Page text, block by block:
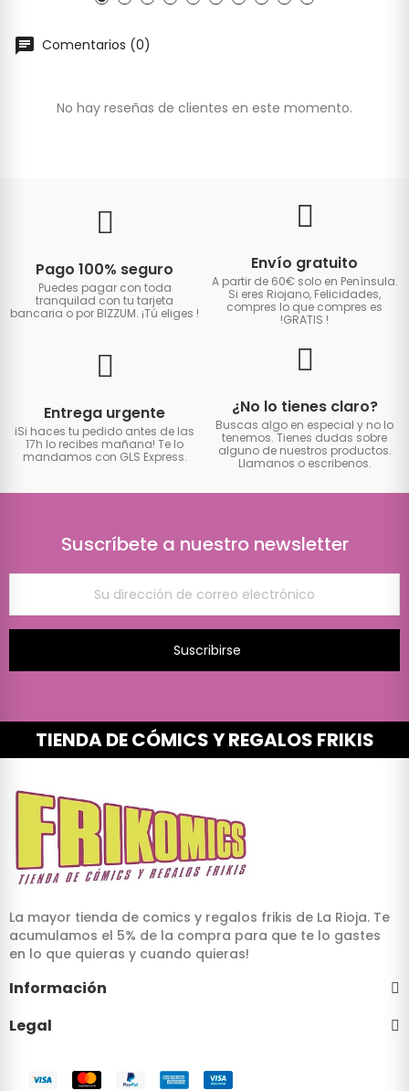
Comentarios (0)
No hay reseñas de clientes en este momento.
Pago 100% seguro
Puedes pagar con toda
tranquilad con tu tarjeta
bancaria o por BIZZUM. ¡Tú eliges !
Envío gratuito
A partir de 60€ solo en Península.
Si eres Riojano, Felicidades,
compres lo que compres es
!GRATIS !
Entrega urgente
iSi haces tu pedido antes de las
17h lo recibes mañana! Te lo
mandamos con GLS Express.
¿No lo tienes claro?
Buscas algo en especial y no lo
tenemos. Tienes dudas sobre
alguno de nuestros productos.
Llamanos o escribenos.
Suscríbete a nuestro newsletter
Suscribirse
TIENDA DE CÓMICS Y REGALOS FRIKIS
La mayor tienda de comics y regalos frikis de La Rioja. Te
acumulamos el 5% de la compra para que te lo gastes
en lo que quieras y cuando quieras!
Información
Legal